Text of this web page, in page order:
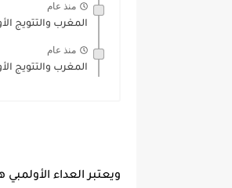
منذ عام
المغرب والتتويج الأولمبي(2ح3) : " ذهبية نوال
منذ عام
المغرب والتتويج الأولمبي ( ح1) فوز تاريخي
ويعتبر العداء